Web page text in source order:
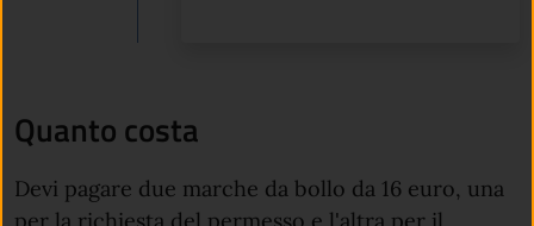
Quanto costa
Devi pagare due marche da bollo da 16 euro, una
per la richiesta del permesso e l'altra per il